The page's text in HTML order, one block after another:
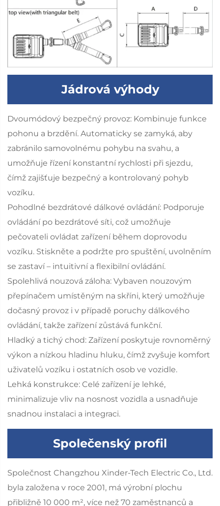
Jádrová výhody
Dvoumódový bezpečný provoz: Kombinuje funkce
pohonu a brzdění. Automaticky se zamyká, aby
zabránilo samovolnému pohybu na svahu, a
umožňuje řízení konstantní rychlosti při sjezdu,
čímž zajišťuje bezpečný a kontrolovaný pohyb
vozíku.
Pohodlné bezdrátové dálkové ovládání: Podporuje
ovládání po bezdrátové síti, což umožňuje
pečovateli ovládat zařízení během doprovodu
vozíku. Stiskněte a podržte pro spuštění, uvolněním
se zastaví – intuitivní a flexibilní ovládání.
Spolehlivá nouzová záloha: Vybaven nouzovým
přepínačem umístěným na skříni, který umožňuje
dočasný provoz i v případě poruchy dálkového
ovládání, takže zařízení zůstává funkční.
Hladký a tichý chod: Zařízení poskytuje rovnoměrný
výkon a nízkou hladinu hluku, čímž zvyšuje komfort
uživatelů vozíku i ostatních osob ve vozidle.
Lehká konstrukce: Celé zařízení je lehké,
minimalizuje vliv na nosnost vozidla a usnadňuje
snadnou instalaci a integraci.
Společenský profil
Společnost Changzhou Xinder-Tech Electric Co., Ltd.
byla založena v roce 2001, má výrobní plochu
přibližně 10 000 m², více než 70 zaměstnanců a